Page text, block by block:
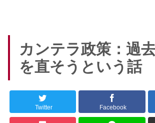
カンテラ政策：過
を直そうという話
Twitter Facebook